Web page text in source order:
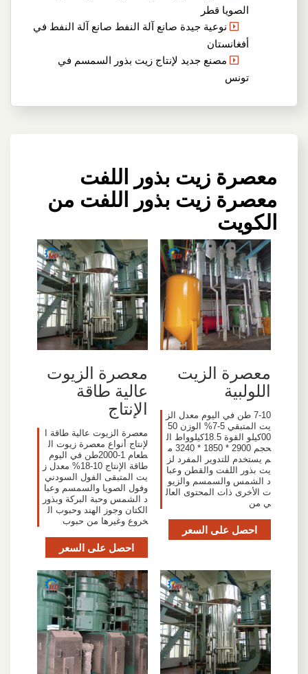
الصويا قطر
نوعية جيدة صانع آلة النفط صانع آلة النفط في
أفغانستان
مصنع جديد لإنتاج زيت بذور السمسم في
تونس
معصرة زيت بذور اللفت
معصرة زيت بذور اللفت من
الكويت
معصرة الزيت
اللولبية
7-10 طن في اليوم معدل الز
يت المتبقي 5-7% الوزن 50
00كيلو القوة 18.5كيلوواط ال
حجم 2900 * 1850 * 3240 م
م يستخدم للتدوير المفرد لز
يت بذور اللفت والقطن وعبا
د الشمس والسمسم والزيو
ت الأخرى ذات المحتوى العال
ي من
احصل على السعر
معصرة الزيوت
عالية طاقة
الإنتاج
معصرة الزيوت عالية طاقة ا
لإنتاج أنواع معصرة زيوت ال
طعام 1-2000طن في اليوم
طاقة الإنتاج 10-18% معدل ز
يت المتبقى الفول السودني
وفول الصويا والسمسم وعبا
د الشمس وحبة البركة وبذور
الكتان وجوز الهند وحبوب ال
خروع وغيرها من حبوب
احصل على السعر